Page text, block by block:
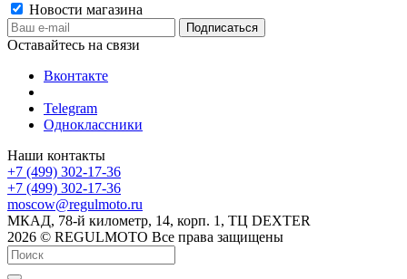
Новости магазина
Оставайтесь на связи
Вконтакте
Telegram
Одноклассники
Наши контакты
+7 (499) 302-17-36
+7 (499) 302-17-36
moscow@regulmoto.ru
МКАД, 78-й километр, 14, корп. 1, ТЦ DEXTER
2026 © REGULMOTO Все права защищены